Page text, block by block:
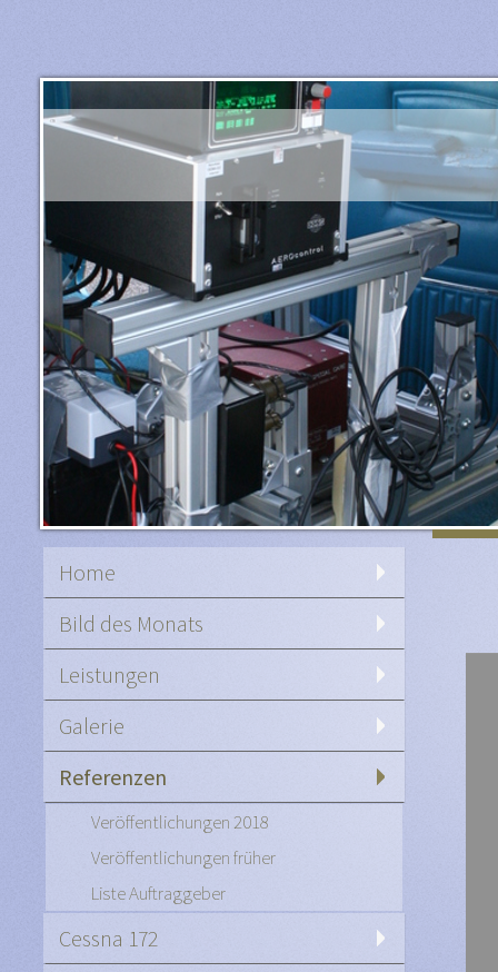
Home
Bild des Monats
Leistungen
Galerie
Referenzen
Veröffentlichungen 2018
Veröffentlichungen früher
Liste Auftraggeber
Cessna 172